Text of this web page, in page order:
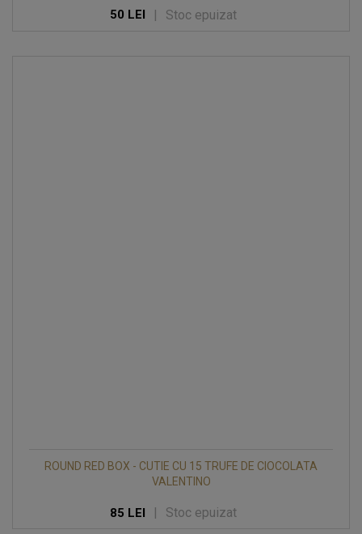
50 LEI | Stoc epuizat
ROUND RED BOX - CUTIE CU 15 TRUFE DE CIOCOLATA
VALENTINO
85 LEI | Stoc epuizat